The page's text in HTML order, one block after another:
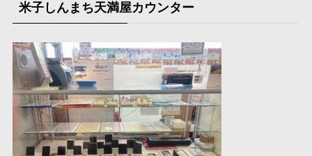
米子しんまち天満屋カウンター